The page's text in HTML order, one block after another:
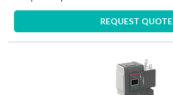
REQUEST QUOTE